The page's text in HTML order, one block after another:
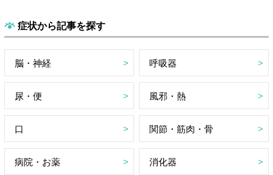
症状から記事を探す
脳・神経 呼吸器
尿・便 風邪・熱
口 関節・筋肉・骨
病院・お薬 消化器